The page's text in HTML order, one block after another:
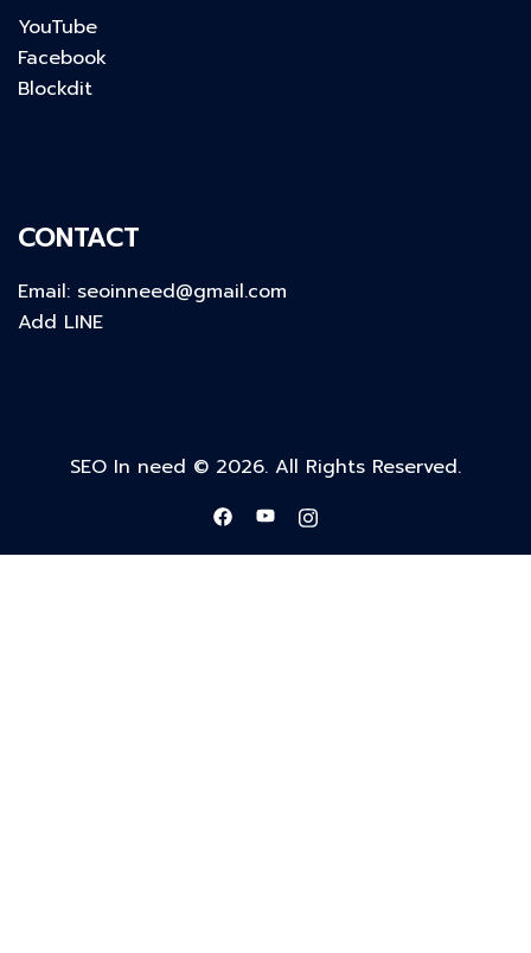
YouTube
Facebook
Blockdit
CONTACT
Email: seoinneed@gmail.com
Add LINE
SEO In need © 2026. All Rights Reserved.